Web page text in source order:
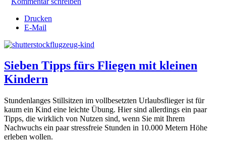
Drucken
E-Mail
Sieben Tipps fürs Fliegen mit kleinen
Kindern
Stundenlanges Stillsitzen im vollbesetzten Urlaubsflieger ist für
kaum ein Kind eine leichte Übung. Hier sind allerdings ein paar
Tipps, die wirklich von Nutzen sind, wenn Sie mit Ihrem
Nachwuchs ein paar stressfreie Stunden in 10.000 Metern Höhe
erleben wollen.